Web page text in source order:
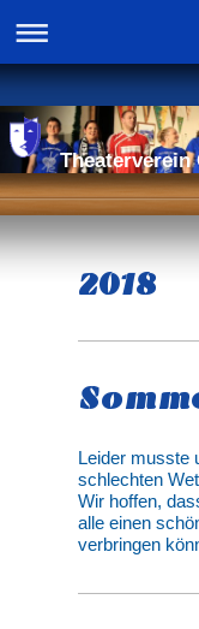
Theaterverein
2018
Leider musste
schlechten
Wir hoffen,
alle einen
verbringen